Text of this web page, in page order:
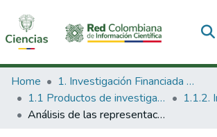
Communities & Collections
All of DSpace
Home
1. Investigación Financiada con Recursos Públicos
1.1 Productos de investigación
1.1.2.
Análisis de las representaciones sociales del conflicto en la comisaria 17 de familia de Santafé de Bogotá.